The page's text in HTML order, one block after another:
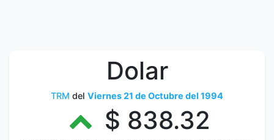
Dolar
TRM del Viernes 21 de Octubre del 1994
$ 838.32